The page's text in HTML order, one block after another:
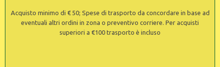
Acquisto minimo di € 50; Spese di trasporto da concordare in base ad
eventuali altri ordini in zona o preventivo corriere. Per acquisti
superiori a €100 trasporto è incluso